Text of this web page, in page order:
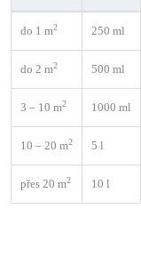
do 1 m2 250 ml
do 2 m2 500 ml
3 – 10 m2 1000 ml
10 – 20 m2 5 l
přes 20 m2 10 l